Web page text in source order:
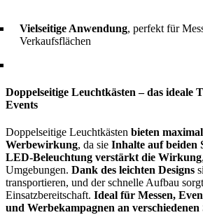
Vielseitige Anwendung, perfekt für
Verkaufsflächen
Doppelseitige Leuchtkästen – das ideale
Events
Doppelseitige Leuchtkästen bieten
Werbewirkung, da sie Inhalte auf beiden
LED-Beleuchtung verstärkt die Wirkung
Umgebungen. Dank des leichten Designs
transportieren, und der schnelle Aufbau
Einsatzbereitschaft. Ideal für Messen,
und Werbekampagnen an